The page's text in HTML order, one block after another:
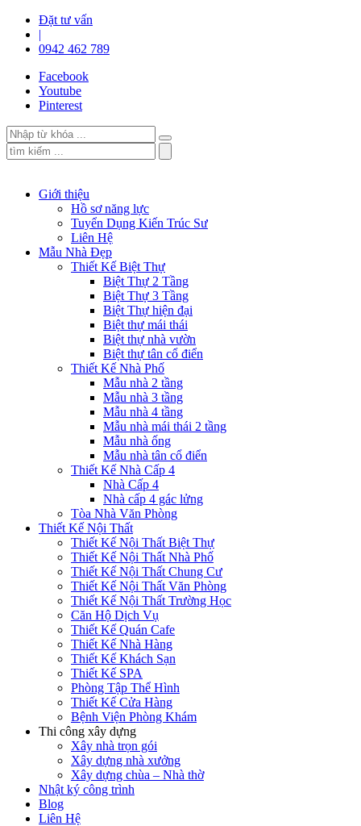
Đặt tư vấn
|
0942 462 789
Facebook
Youtube
Pinterest
Giới thiệu
Hồ sơ năng lực
Tuyển Dụng Kiến Trúc Sư
Liên Hệ
Mẫu Nhà Đẹp
Thiết Kế Biệt Thự
Biệt Thự 2 Tầng
Biệt Thự 3 Tầng
Biệt Thự hiện đại
Biệt thự mái thái
Biệt thự nhà vườn
Biệt thự tân cổ điển
Thiết Kế Nhà Phố
Mẫu nhà 2 tầng
Mẫu nhà 3 tầng
Mẫu nhà 4 tầng
Mẫu nhà mái thái 2 tầng
Mẫu nhà ống
Mẫu nhà tân cổ điển
Thiết Kế Nhà Cấp 4
Nhà Cấp 4
Nhà cấp 4 gác lửng
Tòa Nhà Văn Phòng
Thiết Kế Nội Thất
Thiết Kế Nội Thất Biệt Thự
Thiết Kế Nội Thất Nhà Phố
Thiết Kế Nội Thất Chung Cư
Thiết Kế Nội Thất Văn Phòng
Thiết Kế Nội Thất Trường Học
Căn Hộ Dịch Vụ
Thiết Kế Quán Cafe
Thiết Kế Nhà Hàng
Thiết Kế Khách Sạn
Thiết Kế SPA
Phòng Tập Thể Hình
Thiết Kế Cửa Hàng
Bệnh Viện Phòng Khám
Thi công xây dựng
Xây nhà trọn gói
Xây dựng nhà xưởng
Xây dựng chùa – Nhà thờ
Nhật ký công trình
Blog
Liên Hệ